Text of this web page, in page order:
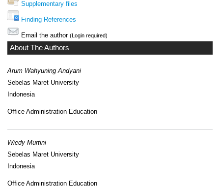
Supplementary files
Finding References
Email the author (Login required)
About The Authors
Arum Wahyuning Andyani
Sebelas Maret University
Indonesia
Office Administration Education
Wiedy Murtini
Sebelas Maret University
Indonesia
Office Administration Education